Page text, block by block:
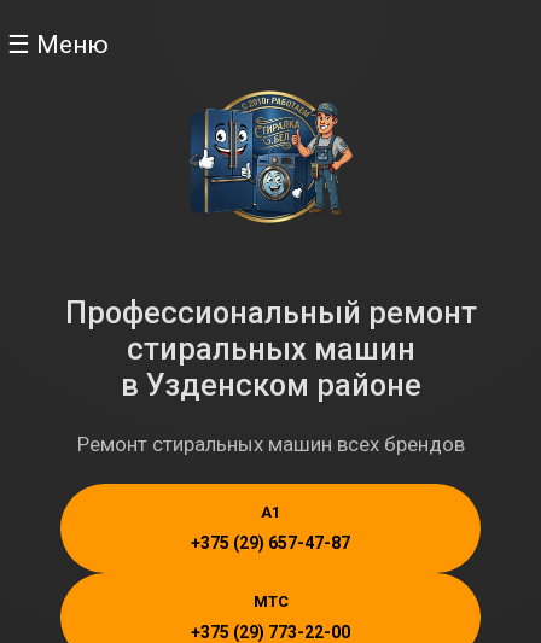
☰ Меню
Профессиональный ремонт
стиральных машин
в Узденском районе
Ремонт стиральных машин всех брендов
A1
+375 (29) 657-47-87
MTC
+375 (29) 773-22-00